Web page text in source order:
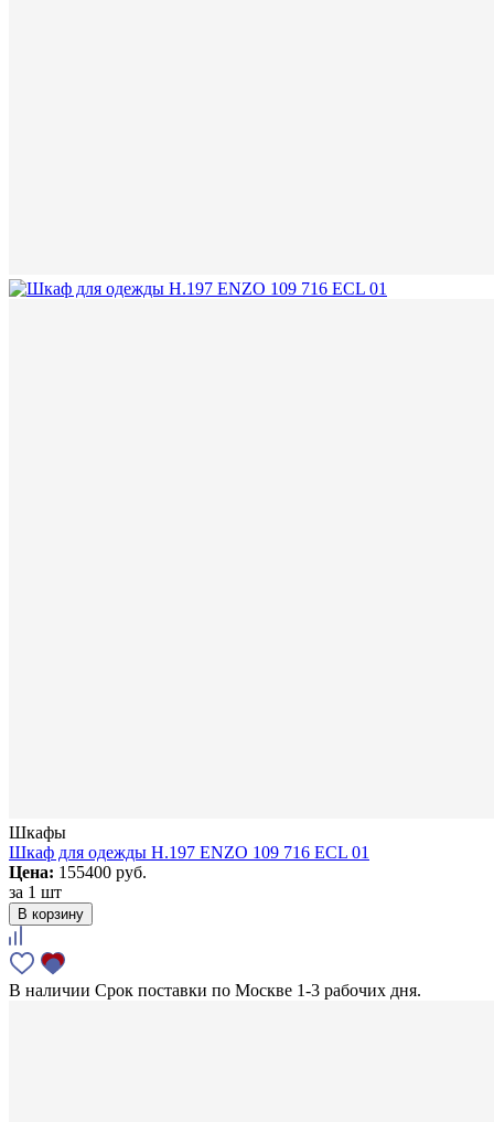
Шкафы
Шкаф для одежды H.197 ENZO 109 716 ECL 01
Цена: 155400 руб.
за 1 шт
В корзину
В наличии Срок поставки по Москве 1-3 рабочих дня.